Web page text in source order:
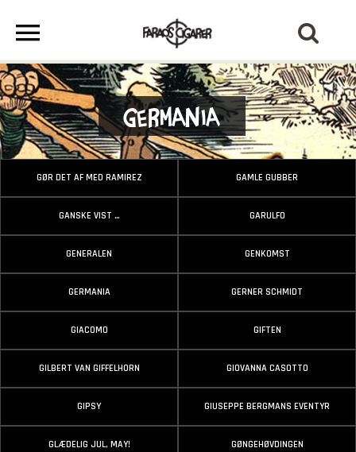
Germania
GØR DET AF MED RAMIREZ GAMLE GUBBER
GANSKE VIST … GARULFO
GENERALEN GENKOMST
GERMANIA GERNER SCHMIDT
GIACOMO GIFTEN
GILBERT VAN GIFFELHORN GIOVANNA CASOTTO
GIPSY GIUSEPPE BERGMANS EVENTYR
GLÆDELIG JUL, MAY! GØNGEHØVDINGEN